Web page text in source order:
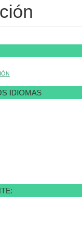
IDIOMAS